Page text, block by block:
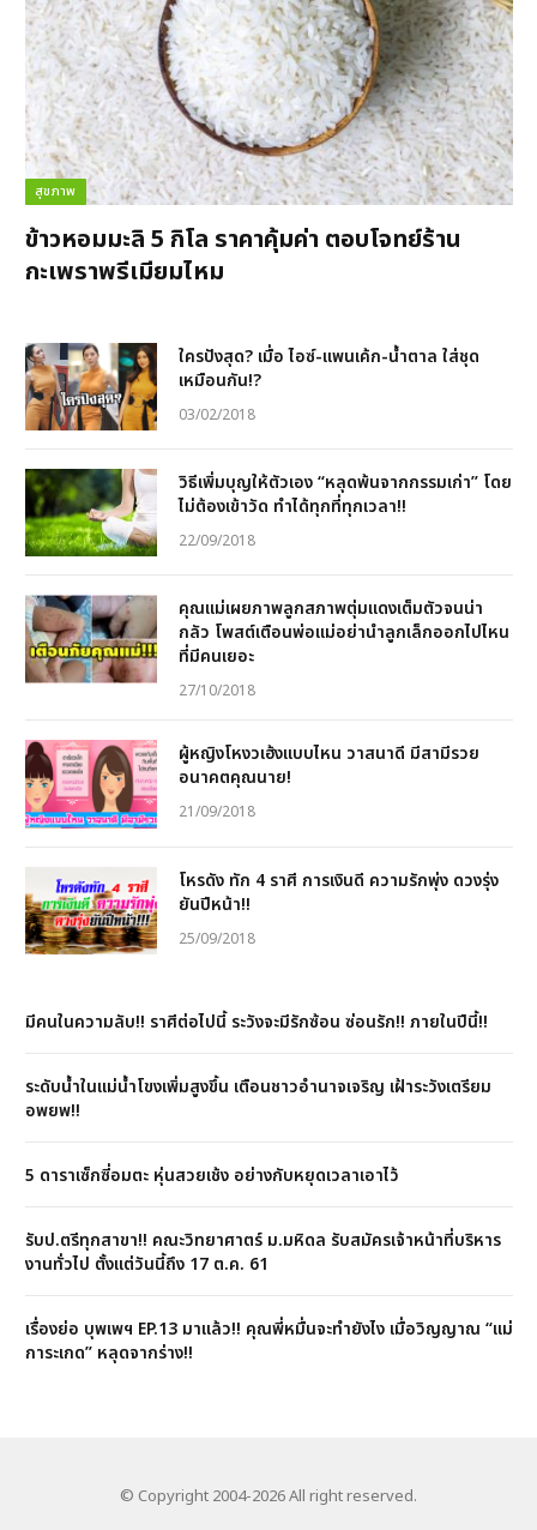
สุขภาพ
ข้าวหอมมะลิ 5 กิโล ราคาคุ้มค่า ตอบโจทย์ร้าน
กะเพราพรีเมียมไหม
ใครปังสุด? เมื่อ ไอซ์-แพนเค้ก-น้ำตาล ใส่ชุด
เหมือนกัน!?
03/02/2018
วิธีเพิ่มบุญให้ตัวเอง “หลุดพ้นจากกรรมเก่า” โดย
ไม่ต้องเข้าวัด ทำได้ทุกที่ทุกเวลา!!
22/09/2018
คุณแม่เผยภาพลูกสภาพตุ่มแดงเต็มตัวจนน่า
กลัว โพสต์เตือนพ่อแม่อย่านำลูกเล็กออกไปไหน
ที่มีคนเยอะ
27/10/2018
ผู้หญิงโหงวเฮ้งแบบไหน วาสนาดี มีสามีรวย
อนาคตคุณนาย!
21/09/2018
โหรดัง ทัก 4 ราศี การเงินดี ความรักพุ่ง ดวงรุ่ง
ยันปีหน้า!!
25/09/2018
มีคนในความลับ!! ราศีต่อไปนี้ ระวังจะมีรักซ้อน ซ่อนรัก!! ภายในปีนี้!!
ระดับน้ำในแม่น้ำโขงเพิ่มสูงขึ้น เตือนชาวอำนาจเจริญ เฝ้าระวังเตรียม
อพยพ!!
5 ดาราเซ็กซี่อมตะ หุ่นสวยเช้ง อย่างกับหยุดเวลาเอาไว้
รับป.ตรีทุกสาขา!! คณะวิทยาศาตร์ ม.มหิดล รับสมัครเจ้าหน้าที่บริหาร
งานทั่วไป ตั้งแต่วันนี้ถึง 17 ต.ค. 61
เรื่องย่อ บุพเพฯ EP.13 มาแล้ว!! คุณพี่หมื่นจะทำยังไง เมื่อวิญญาณ “แม่
การะเกด” หลุดจากร่าง!!
© Copyright 2004-2026 All right reserved.